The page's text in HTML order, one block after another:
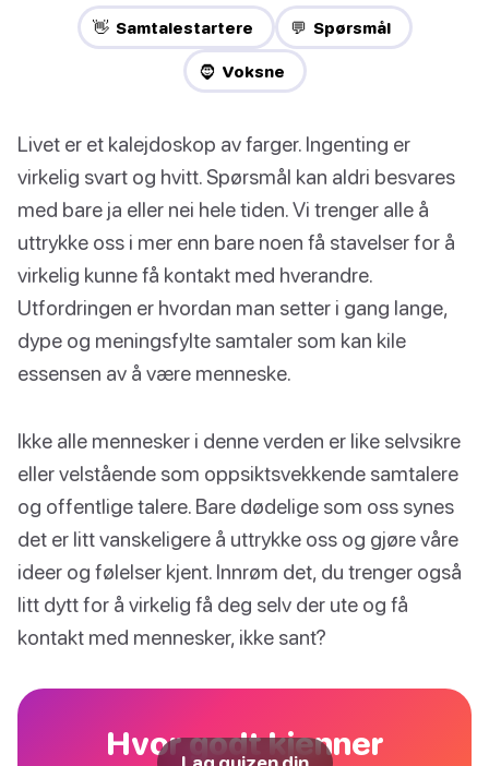
👋 Samtalestartere 💬 Spørsmål
🧔 Voksne
Livet er et kalejdoskop av farger. Ingenting er
virkelig svart og hvitt. Spørsmål kan aldri besvares
med bare ja eller nei hele tiden. Vi trenger alle å
uttrykke oss i mer enn bare noen få stavelser for å
virkelig kunne få kontakt med hverandre.
Utfordringen er hvordan man setter i gang lange,
dype og meningsfylte samtaler som kan kile
essensen av å være menneske.
Ikke alle mennesker i denne verden er like selvsikre
eller velstående som oppsiktsvekkende samtalere
og offentlige talere. Bare dødelige som oss synes
det er litt vanskeligere å uttrykke oss og gjøre våre
ideer og følelser kjent. Innrøm det, du trenger også
litt dytt for å virkelig få deg selv der ute og få
kontakt med mennesker, ikke sant?
Hvor godt kjenner